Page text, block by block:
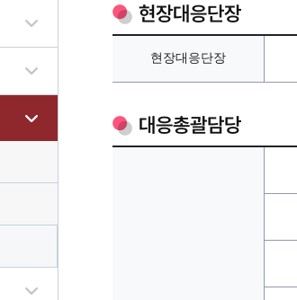
현장대응단장
현장대응단장
대응총괄담당